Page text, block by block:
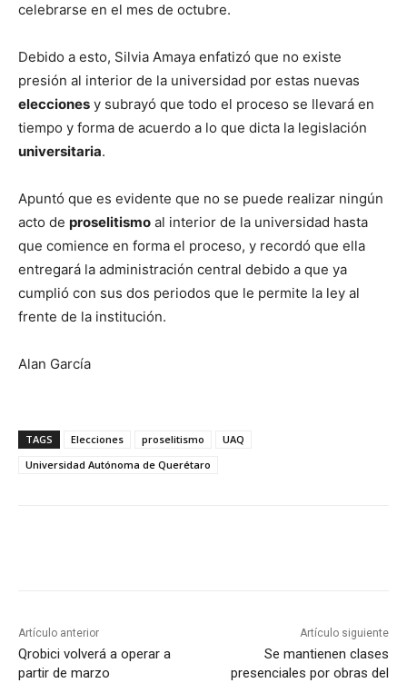
celebrarse en el mes de octubre.
Debido a esto, Silvia Amaya enfatizó que no existe
presión al interior de la universidad por estas nuevas
elecciones y subrayó que todo el proceso se llevará en
tiempo y forma de acuerdo a lo que dicta la legislación
universitaria.
Apuntó que es evidente que no se puede realizar ningún
acto de proselitismo al interior de la universidad hasta
que comience en forma el proceso, y recordó que ella
entregará la administración central debido a que ya
cumplió con sus dos periodos que le permite la ley al
frente de la institución.
Alan García
TAGS Elecciones proselitismo
UAQ
Universidad Autónoma de Querétaro
Artículo anterior
Qrobici volverá a operar a
partir de marzo
Artículo siguiente
Se mantienen clases
presenciales por obras del